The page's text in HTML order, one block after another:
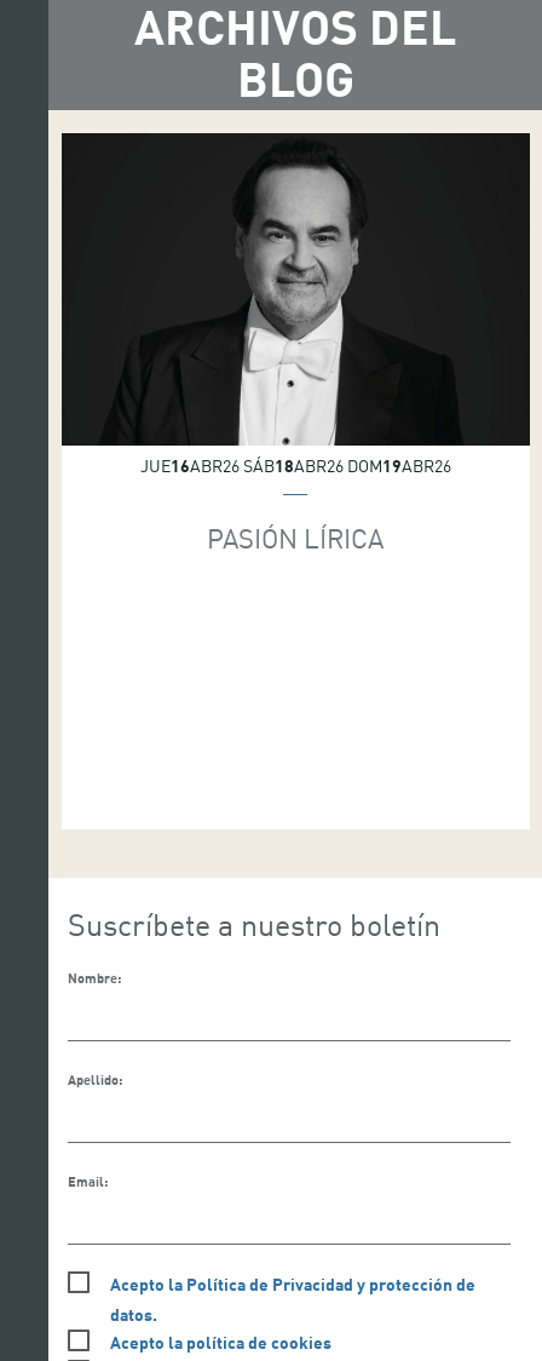
ARCHIVOS DEL
BLOG
JUE16ABR26 SÁB18ABR26 DOM19ABR26
PASIÓN LÍRICA
Suscríbete a nuestro boletín
Nombre:
Apellido:
Email:
Acepto la Política de Privacidad y protección de
datos.
Acepto la política de cookies